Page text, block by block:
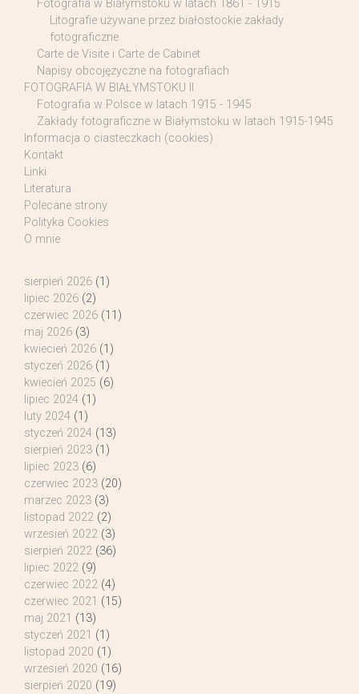
Fotografia w Białymstoku w latach 1861 - 1915
Litografie używane przez białostockie zakłady
fotograficzne
Carte de Visite i Carte de Cabinet
Napisy obcojęzyczne na fotografiach
FOTOGRAFIA W BIAŁYMSTOKU II
Fotografia w Polsce w latach 1915 - 1945
Zakłady fotograficzne w Białymstoku w latach 1915-1945
Informacja o ciasteczkach (cookies)
Kontakt
Linki
Literatura
Polecane strony
Polityka Cookies
O mnie
sierpień 2026 (1)
lipiec 2026 (2)
czerwiec 2026 (11)
maj 2026 (3)
kwiecień 2026 (1)
styczeń 2026 (1)
kwiecień 2025 (6)
lipiec 2024 (1)
luty 2024 (1)
styczeń 2024 (13)
sierpień 2023 (1)
lipiec 2023 (6)
czerwiec 2023 (20)
marzec 2023 (3)
listopad 2022 (2)
wrzesień 2022 (3)
sierpień 2022 (36)
lipiec 2022 (9)
czerwiec 2022 (4)
czerwiec 2021 (15)
maj 2021 (13)
styczeń 2021 (1)
listopad 2020 (1)
wrzesień 2020 (16)
sierpień 2020 (19)